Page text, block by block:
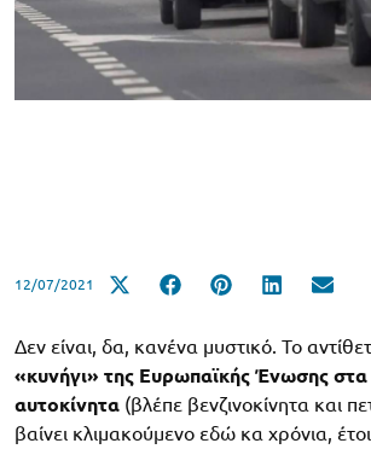
12/07/2021
Δεν είναι, δα, κανένα μυστικό. Το
«κυνήγι» της Ευρωπαϊκής Ένωσης
αυτοκίνητα (βλέπε βενζινοκίνητα και
βαίνει κλιμακούμενο εδώ κα χρόνια,